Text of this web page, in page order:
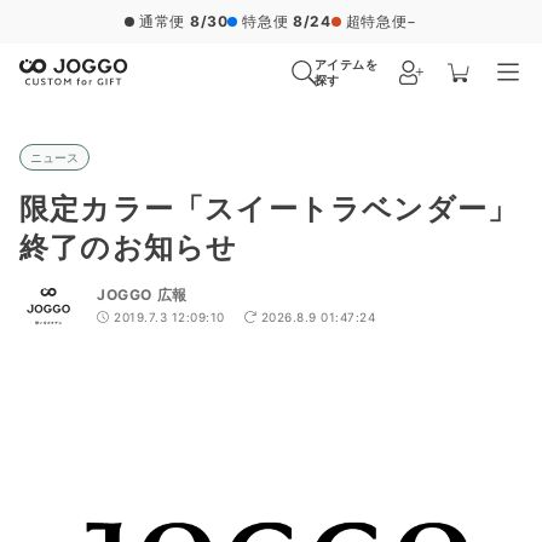
通常便 8/30 特急便 8/24 超特急便−
アイテムを
探す
ニュース
限定カラー「スイートラベンダー」
終了のお知らせ
JOGGO 広報
2019.7.3 12:09:10 2026.8.9 01:47:24